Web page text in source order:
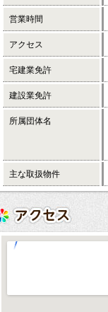
営業時間
アクセス
宅建業免許
建設業免許
所属団体名
主な取扱物件